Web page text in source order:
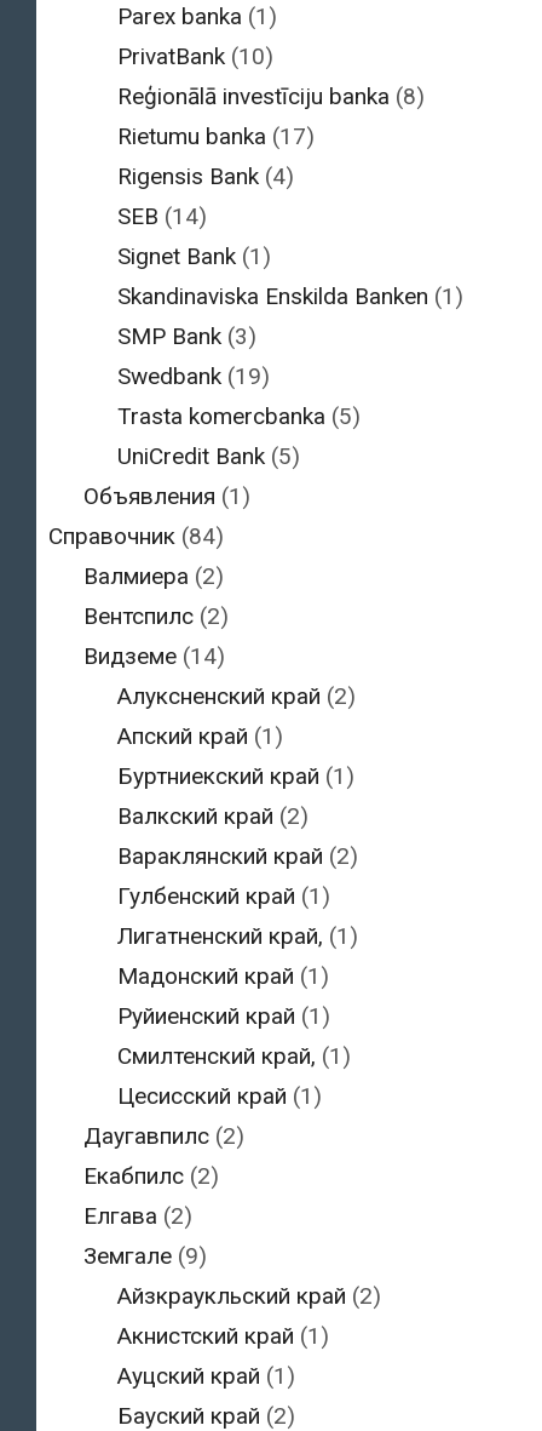
Parex banka (1)
PrivatBank (10)
Reģionālā investīciju banka (8)
Rietumu banka (17)
Rigensis Bank (4)
SEB (14)
Signet Bank (1)
Skandinaviska Enskilda Banken (1)
SMP Bank (3)
Swedbank (19)
Trasta komercbanka (5)
UniCredit Bank (5)
Объявления (1)
Справочник (84)
Валмиера (2)
Вентспилс(2)
Видземе(14)
Алуксненский край (2)
Апский край (1)
Буртниекский край (1)
Валкский край (2)
Вараклянский край (2)
Гулбенский край (1)
Лигатненский край, (1)
Мадонский край (1)
Руйиенский край (1)
Смилтенский край, (1)
Цесисский край (1)
Даугавпилс(2)
Екабпилс(2)
Елгава (2)
Земгале(9)
Айзкраукльский край (2)
Акнистский край (1)
Ауцский край (1)
Бауский край (2)